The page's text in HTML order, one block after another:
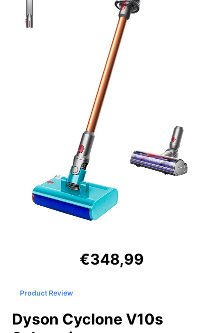
€348,99
Product Review
Dyson Cyclone V10s